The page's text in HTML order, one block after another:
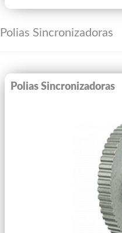
Polias Sincronizadoras
Polias Sincronizadoras